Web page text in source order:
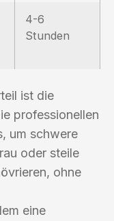
4-6
Stunden
ist die
professionellen
um schwere
oder steile
ohne
eine